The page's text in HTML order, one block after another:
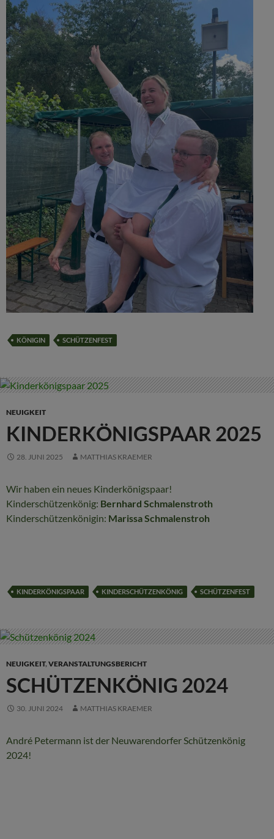
KÖNIGIN SCHÜTZENFEST
NEUIGKEIT
KINDERKÖNIGSPAAR 2025
28. JUNI 2025 MATTHIAS KRAEMER
Wir haben ein neues Kinderkönigspaar!
Kinderschützenkönig: Bernhard Schmalenstroth
Kinderschützenkönigin: Marissa Schmalenstroh
KINDERKÖNIGSPAAR KINDERSCHÜTZENKÖNIG SCHÜTZENFEST
NEUIGKEIT, VERANSTALTUNGSBERICHT
SCHÜTZENKÖNIG 2024
30. JUNI 2024 MATTHIAS KRAEMER
André Petermann ist der Neuwarendorfer Schützenkönig
2024!